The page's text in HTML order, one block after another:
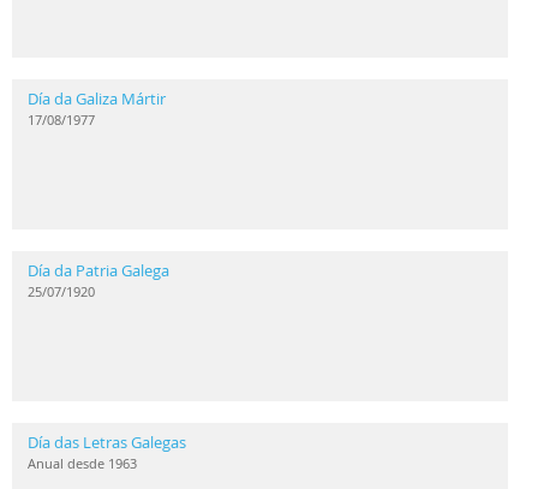
Día da Galiza Mártir
17/08/1977
Día da Patria Galega
25/07/1920
Día das Letras Galegas
Anual desde 1963